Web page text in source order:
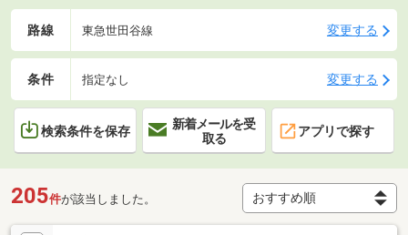
路線 東急世田谷線 変更する
条件 指定なし 変更する
検索条件を保存
新着メールを受
取る
アプリで探す
205件が該当しました。